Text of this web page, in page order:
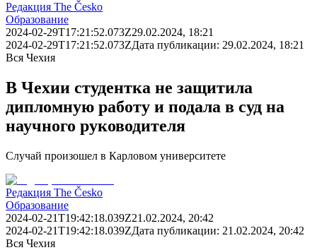
Редакция The Česko
Образование
2024-02-29T17:21:52.073Z29.02.2024, 18:21
2024-02-29T17:21:52.073ZДата публикации: 29.02.2024, 18:21
Вся Чехия
В Чехии студентка не защитила
дипломную работу и подала в суд на
научного руководителя
Случай произошел в Карловом университете
Редакция The Česko
Образование
2024-02-21T19:42:18.039Z21.02.2024, 20:42
2024-02-21T19:42:18.039ZДата публикации: 21.02.2024, 20:42
Вся Чехия